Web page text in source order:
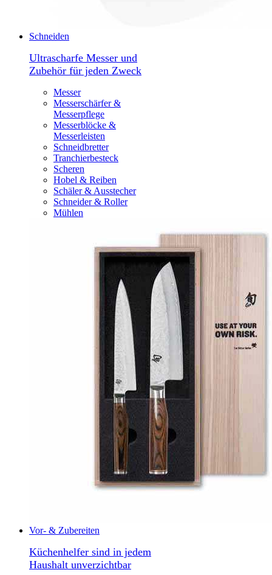
Schneiden
Ultrascharfe Messer und
Zubehör für jeden Zweck
Messer
Messerschärfer &
Messerpflege
Messerblöcke &
Messerleisten
Schneidbretter
Tranchierbesteck
Scheren
Hobel & Reiben
Schäler & Ausstecher
Schneider & Roller
Mühlen
Vor- & Zubereiten
Küchenhelfer sind in jedem
Haushalt unverzichtbar